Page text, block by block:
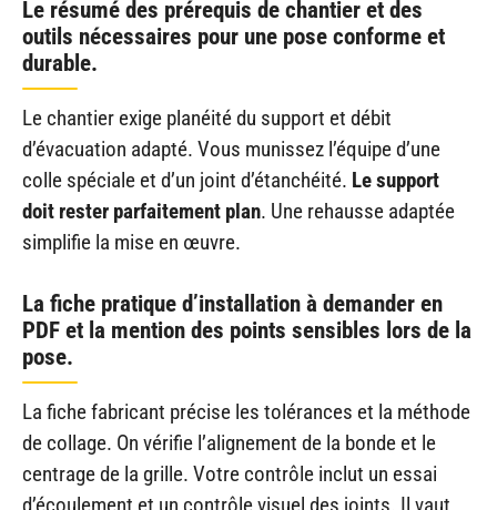
Le résumé des prérequis de chantier et des
outils nécessaires pour une pose conforme et
durable.
Le chantier exige planéité du support et débit
d’évacuation adapté. Vous munissez l’équipe d’une
colle spéciale et d’un joint d’étanchéité. Le support
doit rester parfaitement plan. Une rehausse adaptée
simplifie la mise en œuvre.
La fiche pratique d’installation à demander en
PDF et la mention des points sensibles lors de la
pose.
La fiche fabricant précise les tolérances et la méthode
de collage. On vérifie l’alignement de la bonde et le
centrage de la grille. Votre contrôle inclut un essai
d’écoulement et un contrôle visuel des joints. Il vaut